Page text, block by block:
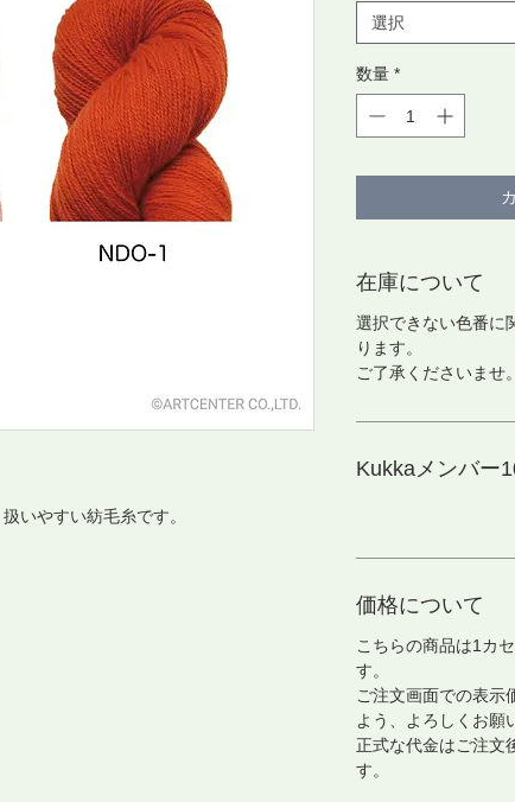
いやすい紡毛糸です。
￥1,650
選択
数量 *
在庫について
選択できない色番に
ります。
ご了承くださいませ。
Kukkaメンバー
価格について
こちらの商品は1カ
す。
ご注文画面での表示
よう、よろしくお願
正式な代金はご注文
す。